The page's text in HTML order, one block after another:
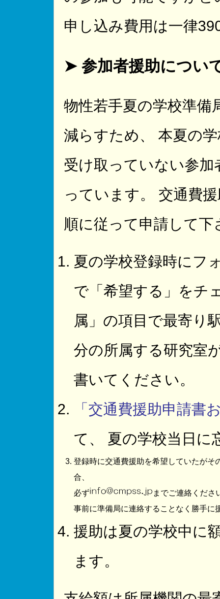
申し込み費用は一律
➤ 参加者援助につい
物性若手夏の学校準備
減らすため、 本夏の
受け取っていない参加
っています。 交通費
順に従って申請して下
夏の学校登録時にフ
で「希望する」をチ
属」の項目で最寄り
分の所属する研究室
書いてください。
「交通費援助申請書
て、 夏の学校当日に
登録時に交通費援助を希望していたがそ
合、
必ず
までご連絡くださ
事前に準備局に連絡することなく勝手に
援助は夏の学校中に
ます。